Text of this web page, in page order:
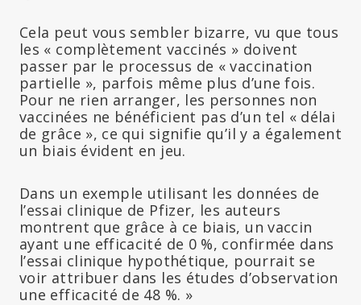
Cela peut vous sembler bizarre, vu que tous
les « complètement vaccinés » doivent
passer par le processus de « vaccination
partielle », parfois même plus d’une fois.
Pour ne rien arranger, les personnes non
vaccinées ne bénéficient pas d’un tel « délai
de grâce », ce qui signifie qu’il y a également
un biais évident en jeu.
Dans un exemple utilisant les données de
l’essai clinique de Pfizer, les auteurs
montrent que grâce à ce biais, un vaccin
ayant une efficacité de 0 %, confirmée dans
l’essai clinique hypothétique, pourrait se
voir attribuer dans les études d’observation
une efficacité de 48 %. »